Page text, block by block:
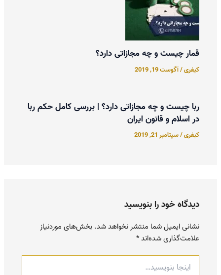
قمار چیست و چه مجازاتی دارد؟
کیفری/آگوست 19, 2019
ربا چیست و چه مجازاتی دارد؟ | بررسی کامل حکم ربا
در اسلام و قانون ایران
کیفری/سپتامبر 21, 2019
دیدگاه‌ خود را بنویسید
نشانی ایمیل شما منتشر نخواهد شد. بخش‌های موردنیاز
علامت‌گذاری شده‌اند*
اینجا
بنویسید…